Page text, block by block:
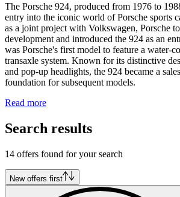
The Porsche 924, produced from 1976 to
entry into the iconic world of Porsche sports
as a joint project with Volkswagen, Porsche
development and introduced the 924 as an
was Porsche's first model to feature a water-
transaxle system. Known for its distinctive
and pop-up headlights, the 924 became a
foundation for subsequent models.
Read more
Search results
14 offers found for your search
New offers first